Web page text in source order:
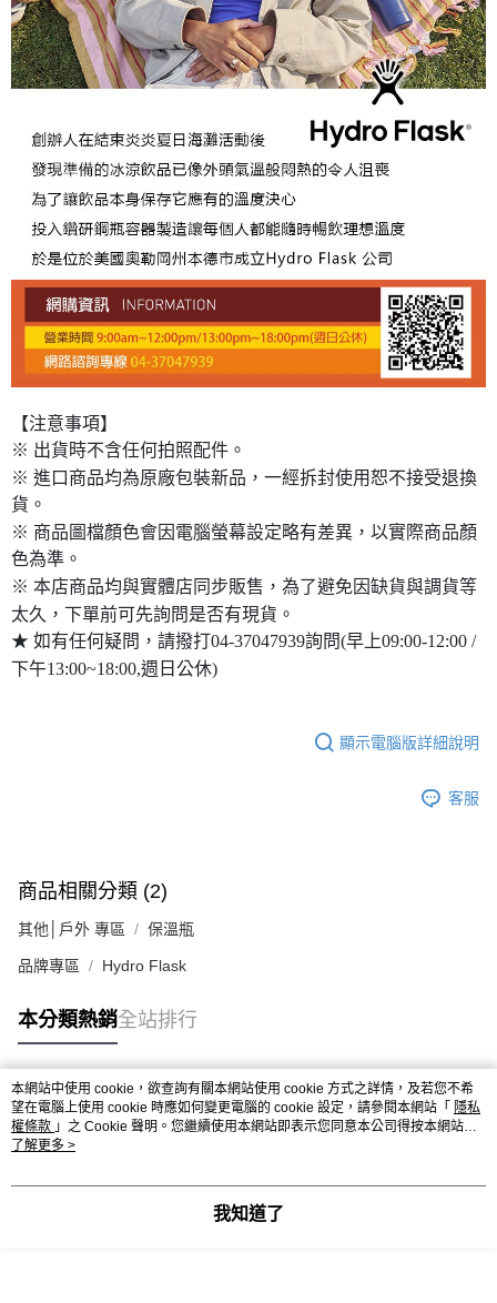
【注意事項】
※ 出貨時不含任何拍照配件。
※ 進口商品均為原廠包裝新品，一經拆封使用恕不接受退換
貨。
※ 商品圖檔顏色會因電腦螢幕設定略有差異，以實際商品顏
色為準。
※ 本店商品均與實體店同步販售，為了避免因缺貨與調貨等
太久，下單前可先詢問是否有現貨。
★ 如有任何疑問，請撥打04-37047939詢問(早上09:00-12:00 /
下午13:00~18:00,週日公休)
顯示電腦版詳細說明
客服
商品相關分類 (2)
其他│戶外 專區 保溫瓶
品牌專區 Hydro Flask
本分類熱銷全站排行
熱門標籤
本網站中使用 cookie，欲查詢有關本網站使用 cookie 方式之詳情，及若您不希
望在電腦上使用 cookie 時應如何變更電腦的 cookie 設定，請參閱本網站「 隱私
權條款 」之 Cookie 聲明。您繼續使用本網站即表示您同意本公司得按本網站使
用條款之 Cookie 聲明使用 cookie。
了解更多 >
我知道了